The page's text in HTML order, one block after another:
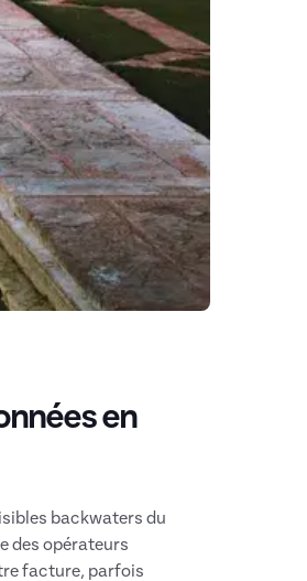
en
backwaters du
des opérateurs
facture, parfois